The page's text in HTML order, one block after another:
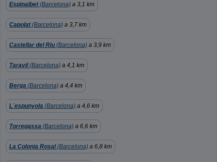
Espinalbet(Barcelona) a 3,1 km
Capolat(Barcelona) a 3,7 km
Castellar del Riu (Barcelona) a 3,9 km
Taravil(Barcelona) a 4,1 km
Berga (Barcelona) a 4,4 km
L´espunyola (Barcelona) a 4,6 km
Torregassa (Barcelona) a 6,6 km
La Colonia Rosal(Barcelona) a 6,8 km